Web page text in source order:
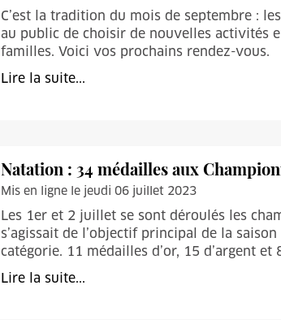
C’est la tradition du mois de septembre :
au public de choisir de nouvelles activités
familles. Voici vos prochains rendez-vous.
Lire la suite...
Natation : 34 médailles aux
Mis en ligne le jeudi 06 juillet 2023
Les 1er et 2 juillet se sont déroulés les
s’agissait de l’objectif principal de la
catégorie. 11 médailles d’or, 15 d’argent
Lire la suite...